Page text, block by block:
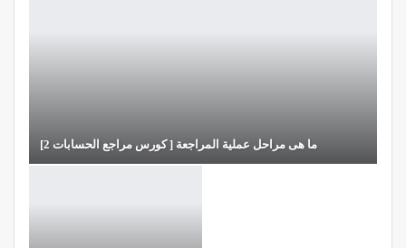
ما هى مراحل عملية المراجعة [ كورس مراجع الحسابات 2]